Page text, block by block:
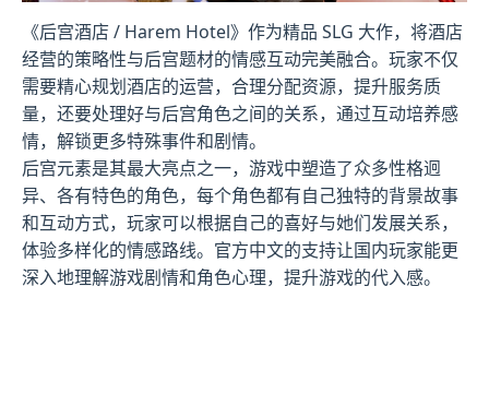
《后宫酒店 / Harem Hotel》作为精品 SLG 大作，将酒店
经营的策略性与后宫题材的情感互动完美融合。玩家不仅
需要精心规划酒店的运营，合理分配资源，提升服务质
量，还要处理好与后宫角色之间的关系，通过互动培养感
情，解锁更多特殊事件和剧情。
后宫元素是其最大亮点之一，游戏中塑造了众多性格迥
异、各有特色的角色，每个角色都有自己独特的背景故事
和互动方式，玩家可以根据自己的喜好与她们发展关系，
体验多样化的情感路线。官方中文的支持让国内玩家能更
深入地理解游戏剧情和角色心理，提升游戏的代入感。